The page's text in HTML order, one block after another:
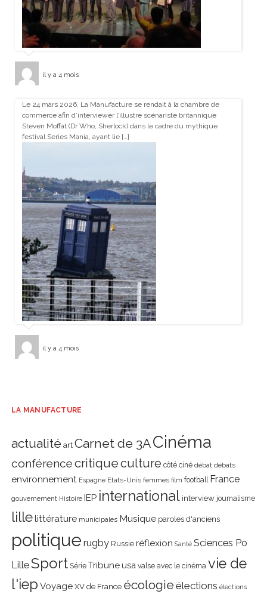
il y a 4 mois
Le 24 mars 2026, La Manufacture se rendait à la chambre de
commerce afin d’interviewer l’illustre scénariste britannique
Steven Moffat (Dr Who, Sherlock) dans le cadre du mythique
festival Series Mania, ayant lie […]
il y a 4 mois
LA MANUFACTURE
actualité art Carnet de 3ACinéma
conférencecritiqueculture côté ciné débat débats
environnement Espagne Etats-Unis femmes film football France
gouvernement Histoire IEP international interview journalisme
lillelittérature municipales Musique paroles d'anciens
politique rugby Russie réflexion Santé Sciences Po
LilleSport Série Tribune usa valse avec le cinéma vie de
l'iep Voyage XV de France écologie élections élections